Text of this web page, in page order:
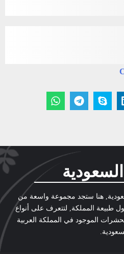
هنا ستجد مجموعة واسعة من
طبيعة المملكة, لتتعرف على أنواع
الموجود في المملكة العربية